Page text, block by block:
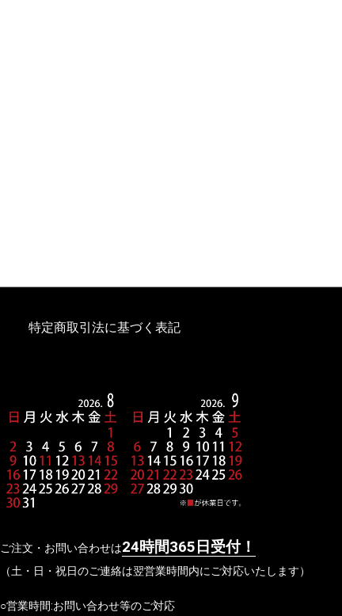
特定商取引法に基づく表記
ご注文・お問い合わせは24時間365日受付！
（土・日・祝日のご連絡は翌営業時間内にご対応いたします）
○営業時間:お問い合わせ等のご対応